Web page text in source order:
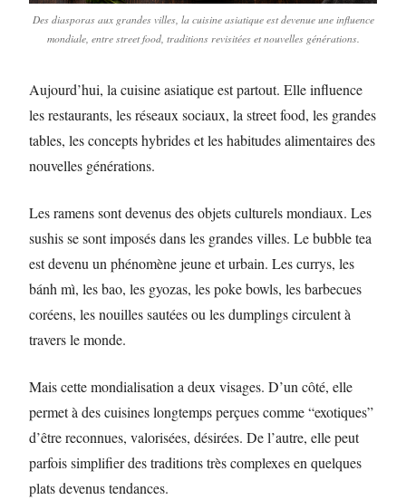
Des diasporas aux grandes villes, la cuisine asiatique est devenue une influence
mondiale, entre street food, traditions revisitées et nouvelles générations.
Aujourd’hui, la cuisine asiatique est partout. Elle influence
les restaurants, les réseaux sociaux, la street food, les grandes
tables, les concepts hybrides et les habitudes alimentaires des
nouvelles générations.
Les ramens sont devenus des objets culturels mondiaux. Les
sushis se sont imposés dans les grandes villes. Le bubble tea
est devenu un phénomène jeune et urbain. Les currys, les
bánh mì, les bao, les gyozas, les poke bowls, les barbecues
coréens, les nouilles sautées ou les dumplings circulent à
travers le monde.
Mais cette mondialisation a deux visages. D’un côté, elle
permet à des cuisines longtemps perçues comme “exotiques”
d’être reconnues, valorisées, désirées. De l’autre, elle peut
parfois simplifier des traditions très complexes en quelques
plats devenus tendances.